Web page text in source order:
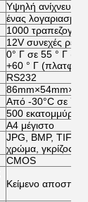
Υψηλή
ένας λογαριασμός
1000
12V συνεχές
0° Γ σε 55 ° Γ
+60 ° Γ
RS232
Από -30°C σε
500
A4 μέγιστο
JPG, BMP, TIF,
χρώμα, γκρίζος,
CMOS
Κείμενο